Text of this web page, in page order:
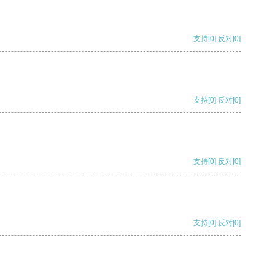
支持[0] 反对[0]
支持[0] 反对[0]
支持[0] 反对[0]
支持[0] 反对[0]